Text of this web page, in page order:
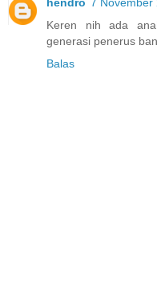
Keren nih ada
generasi penerus
Balas